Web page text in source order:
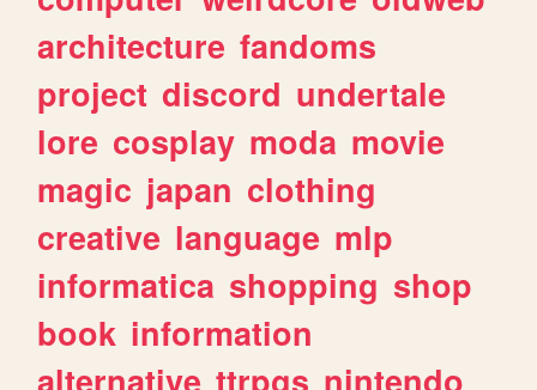
architecture fandoms
project discord undertale
lore cosplay moda movie
magic japan clothing
creative language mlp
informatica shopping shop
book information
alternative ttrpgs nintendo